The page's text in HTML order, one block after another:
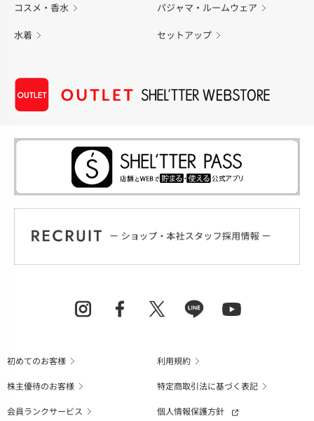
コスメ・香水 パジャマ・ルームウェア
水着 セットアップ
初めてのお客様
利用規約
株主優待のお客様
特定商取引法に基づく表記
会員ランクサービス
個人情報保護方針